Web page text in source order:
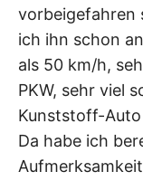
vorbeigefahren
ich ihn schon
als 50 km/h,
PKW, sehr viel
Kunststoff-
Da habe ich